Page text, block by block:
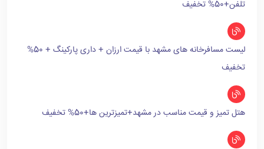
تلفن+50% تخفیف
لیست مسافرخانه های مشهد با قیمت ارزان + داری پارکینگ + 50%
تخفیف
هتل تمیز و قیمت مناسب در مشهد+تمیزترین ها+50% تخفیف